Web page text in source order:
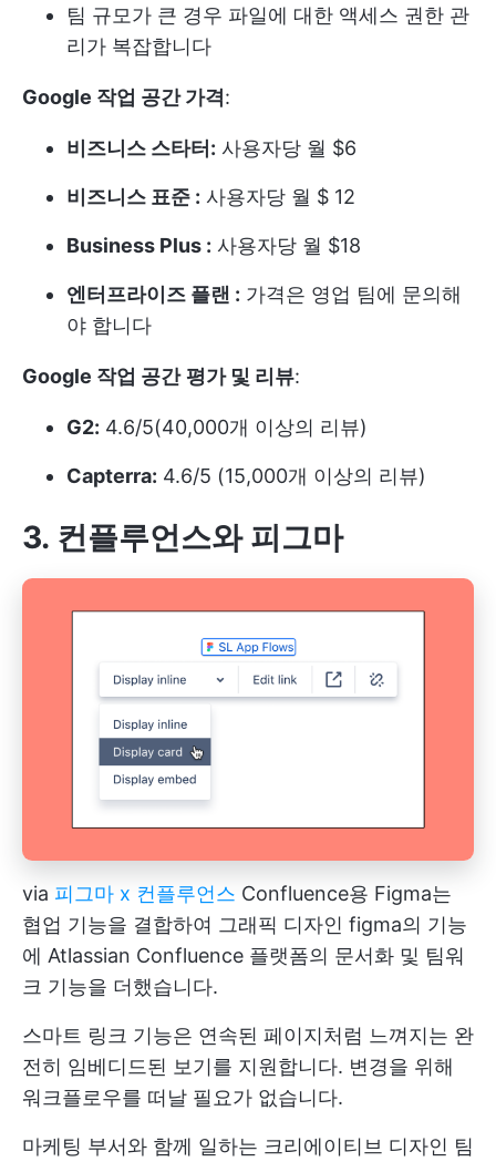
팀 규모가 큰 경우 파일에 대한 액세스 권한 관
리가 복잡합니다
Google 작업 공간 가격 :
비즈니스 스타터: 사용자당 월 $6
비즈니스 표준 : 사용자당 월 $ 12
Business Plus : 사용자당 월 $18
엔터프라이즈 플랜 : 가격은 영업 팀에 문의해
야 합니다
Google 작업 공간 평가 및 리뷰:
G2: 4.6/5(40,000개 이상의 리뷰)
Capterra: 4.6/5 (15,000개 이상의 리뷰)
3. 컨플루언스와 피그마
via 피그마 x 컨플루언스 Confluence용 Figma는
협업 기능을 결합하여 그래픽 디자인 figma의 기능
에 Atlassian Confluence 플랫폼의 문서화 및 팀워
크 기능을 더했습니다.
스마트 링크 기능은 연속된 페이지처럼 느껴지는 완
전히 임베디드된 보기를 지원합니다. 변경을 위해
워크플로우를 떠날 필요가 없습니다.
마케팅 부서와 함께 일하는 크리에이티브 디자인 팀